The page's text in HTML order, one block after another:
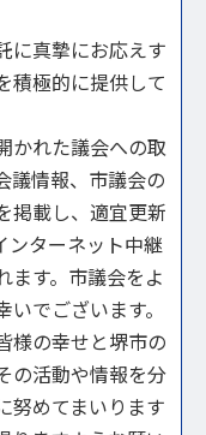
に真摯にお応えす
積極的に提供して
かれた議会への取
議情報、市議会の
掲載し、適宜更新
ンターネット中継
ます。市議会をよ
でございます。
様の幸せと堺市の
の活動や情報を分
努めてまいります